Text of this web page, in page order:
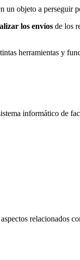
un objeto a perseguir
los envíos de los
herramientas y
informático de
relacionados